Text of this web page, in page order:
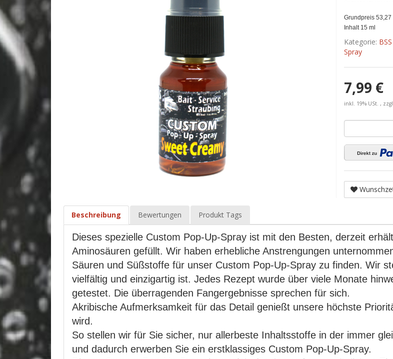
Grundpreis 53,27
Inhalt 15 ml
Kategorie:
Spray
7,99 €
inkl. 19% USt. ,
Beschreibung Bewertungen Produkt Tags
Dieses spezielle Custom Pop-Up-Spray ist mit den Besten, derzeit
Aminosäuren gefüllt. Wir haben erhebliche Anstrengungen
Säuren und Süßstoffe für unser Custom Pop-Up-Spray zu finden. Wir
vielfältig und einzigartig ist. Jedes Rezept wurde über viele Monate
getestet. Die überragenden Fangergebnisse sprechen für sich.
Akribische Aufmerksamkeit für das Detail genießt unsere höchste
wird.
So stellen wir für Sie sicher, nur allerbeste Inhaltsstoffe in der immer
und dadurch erwerben Sie ein erstklassiges Custom Pop-Up-Spray.